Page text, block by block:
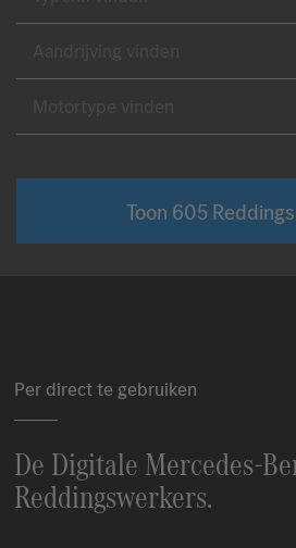
Toon 605
Per direct te gebruiken
De Digitale Mercedes-
Reddingswerkers.